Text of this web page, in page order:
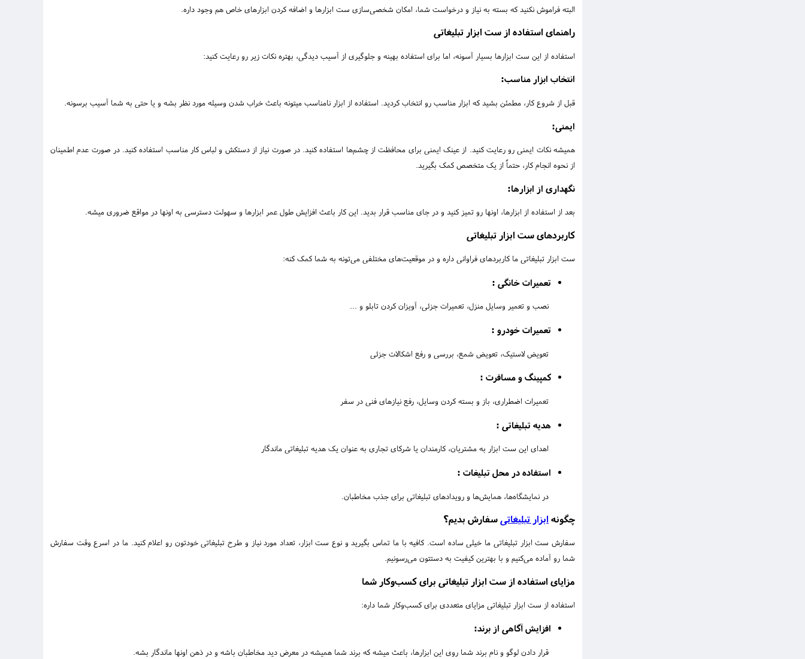
البته فراموش نکنید که بسته به نیاز و درخواست شما، امکان شخصی‌سازی ست ابزارها و اضافه کردن ابزارهای خاص هم وجود داره.
راهنمای استفاده از ست ابزار تبلیغاتی
استفاده از این ست ابزارها بسیار آسونه، اما برای استفاده بهینه و جلوگیری از آسیب دیدگی، بهتره نکات زیر رو رعایت کنید:
انتخاب ابزار مناسب:
قبل از شروع کار، مطمئن بشید که ابزار مناسب رو انتخاب کردید. استفاده از ابزار نامناسب میتونه باعث خراب شدن وسیله مورد نظر بشه و یا حتی به شما آسیب برسونه.
ایمنی:
همیشه نکات ایمنی رو رعایت کنید. از عینک ایمنی برای محافظت از چشم‌ها استفاده کنید. در صورت نیاز از دستکش و لباس کار مناسب استفاده کنید. در صورت عدم اطمینان
از نحوه انجام کار، حتماً از یک متخصص کمک بگیرید.
نگهداری از ابزارها:
بعد از استفاده از ابزارها، اونها رو تمیز کنید و در جای مناسب قرار بدید. این کار باعث افزایش طول عمر ابزارها و سهولت دسترسی به اونها در مواقع ضروری میشه.
کاربردهای ست ابزار تبلیغاتی
ست ابزار تبلیغاتی ما کاربردهای فراوانی داره و در موقعیت‌های مختلفی می‌تونه به شما کمک کنه:
تعمیرات خانگی :
نصب و تعمیر وسایل منزل، تعمیرات جزئی، آویزان کردن تابلو و ...
تعمیرات خودرو :
تعویض لاستیک، تعویض شمع، بررسی و رفع اشکالات جزئی
کمپینگ و مسافرت :
تعمیرات اضطراری، باز و بسته کردن وسایل، رفع نیازهای فنی در سفر
هدیه تبلیغاتی :
اهدای این ست ابزار به مشتریان، کارمندان یا شرکای تجاری به عنوان یک هدیه تبلیغاتی ماندگار
استفاده در محل تبلیغات :
در نمایشگاه‌ها، همایش‌ها و رویدادهای تبلیغاتی برای جذب مخاطبان.
چگونه ابزار تبلیغاتیسفارش بدیم؟
سفارش ست ابزار تبلیغاتی ما خیلی ساده است. کافیه با ما تماس بگیرید و نوع ست ابزار، تعداد مورد نیاز و طرح تبلیغاتی خودتون رو اعلام کنید. ما در اسرع وقت سفارش
شما رو آماده می‌کنیم و با بهترین کیفیت به دستتون می‌رسونیم.
مزایای استفاده از ست ابزار تبلیغاتی برای کسب‌وکار شما
استفاده از ست ابزار تبلیغاتی مزایای متعددی برای کسب‌وکار شما داره:
افزایش آگاهی از برند:
قرار دادن لوگو و نام برند شما روی این ابزارها، باعث میشه که برند شما همیشه در معرض دید مخاطبان باشه و در ذهن اونها ماندگار بشه.